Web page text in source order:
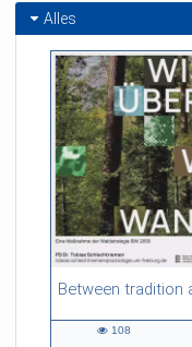
Alles
54:13 duration
108